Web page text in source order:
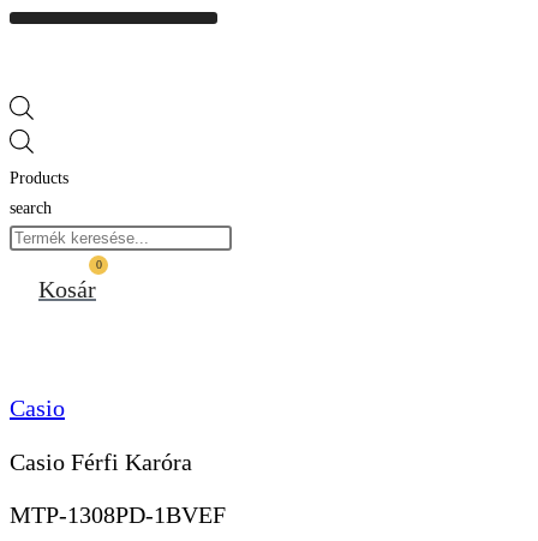
Products
search
0
Kosár
Casio
Casio Férfi Karóra
MTP-1308PD-1BVEF